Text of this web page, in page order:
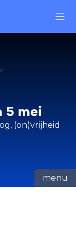
5 mei
(on)vrijheid
menu